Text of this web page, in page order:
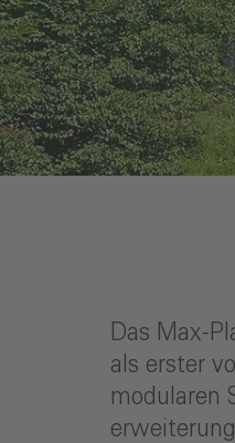
Das Max-
als erster
modularen